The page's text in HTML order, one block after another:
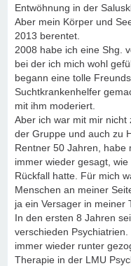
Entwöhnung in der
Aber mein Körper und
2013 berentet.
2008 habe ich eine Shg.
bei der ich mich wohl
begann eine tolle
Suchtkrankenhelfer
mit ihm moderiert.
Aber ich war mit mir
der Gruppe und auch zu
Rentner 50 Jahren, habe
immer wieder gesagt,
Rückfall hatte. Für mich
Menschen an meiner
ja ein Versager in meiner
In den ersten 8 Jahren
verschieden
immer wieder runter
Therapie in der LMU